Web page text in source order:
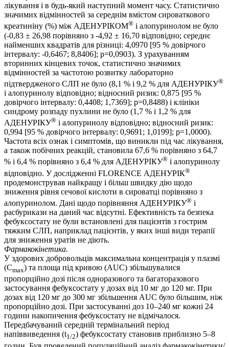
лікування і в будь-який наступний момент часу. Статистично
значимих відмінностей за середнім вмістом сироваткового
креатиніну (%) між АДЕНУРІКОМ® і алопуринолом не було
(-0,83 ± 26,98 порівняно з -4,92 ± 16,70 відповідно; середнє
найменших квадратів для різниці: 4,0970 [95 % довірчого
інтервалу: -0,6467; 8,8406]; p=0,0903). З урахуванням
вторинних кінцевих точок, статистично значимих
відмінностей за частотою розвитку лабораторно
підтвердженого СЛП не було (8,1 % і 9,2 % для АДЕНУРІКУ®
і алопуринолу відповідно; відносний ризик: 0,875 [95 %
довірчого інтервалу: 0,4408; 1,7369]; p=0,8488) і клініки
синдрому розпаду пухлини не було (1,7 % і 1,2 % для
АДЕНУРІКУ® і алопуринолу відповідно; відносний ризик:
0,994 [95 % довірчого інтервалу: 0,9691; 1,0199]; p=1,0000).
Частота всіх ознак і симптомів, що виникли під час лікування,
а також побічних реакцій, становила 67,6 % порівняно з 64,7
% і 6,4 % порівняно з 6,4 % для АДЕНУРІКУ® і алопуринолу
відповідно. У дослідженні FLORENCE АДЕНУРІК®
продемонстрував найкращу і більш швидку дію щодо
зниження рівня сечової кислоти в сироватці порівняно з
алопуринолом. Дані щодо порівняння АДЕНУРІКУ® і
расбурикази на даний час відсутні. Ефективність та безпека
фебуксостату не були встановлені для пацієнтів з гострим
тяжким СЛП, наприклад пацієнтів, у яких інші види терапії
для зниження уратів не діють.
Фармакокінетика.
У здорових добровольців максимальна концентрація у плазмі
(Сmax) та площа під кривою (AUC) збільшувалися
пропорційно дозі після одноразового та багаторазового
застосування фебуксостату у дозах від 10 мг до 120 мг. При
дозах від 120 мг до 300 мг збільшення AUC було більшим, ніж
пропорційно дозі. При застосуванні доз 10–240 мг кожні 24
години накопичення фебуксостату не відмічалося.
Передбачуваний середній термінальний період
напіввиведення (t1/2) фебуксостату становив приблизно 5–8